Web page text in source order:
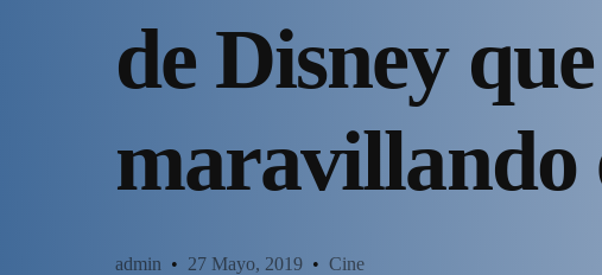
de Disney
maravillando
admin 27 Mayo, 2019 Cine